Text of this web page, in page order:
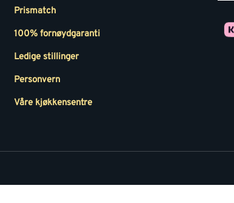
Prismatch
100% fornøydgaranti
Ledige stillinger
Personvern
Våre kjøkkensentre